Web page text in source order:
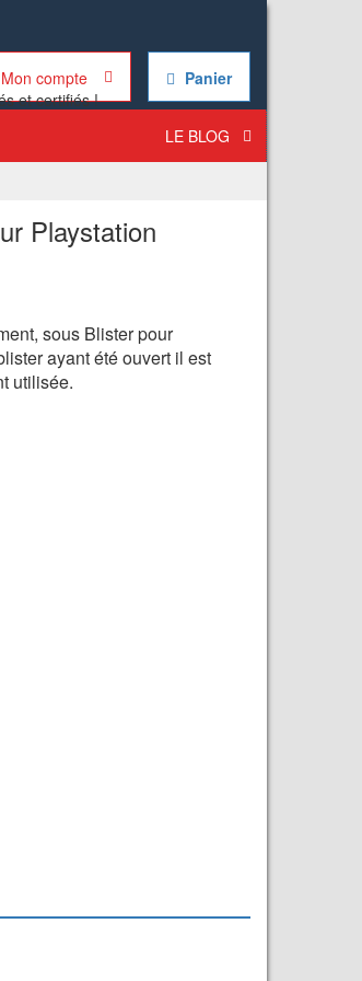
Panier
Mon compte
LE BLOG
Playstation
sous Blister pour
ayant été ouvert il est
utilisée.